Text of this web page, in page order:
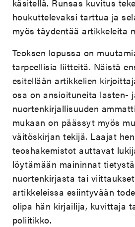
käsitellä. Runsas kuvitus
houkuttelevaksi tarttua ja
myös täydentää artikkeleita
Teoksen lopussa on
tarpeellisia liitteitä. Näistä
esitellään artikkelien
osa on ansioituneita lasten-
nuortenkirjallisuuden
mukaan on päässyt myös
väitöskirjan tekijä. Laajat
teoshakemistot auttavat
löytämään maininnat
nuortenkirjasta tai
artikkeleissa esiintyvään
olipa hän kirjailija, kuvittaja
poliitikko.